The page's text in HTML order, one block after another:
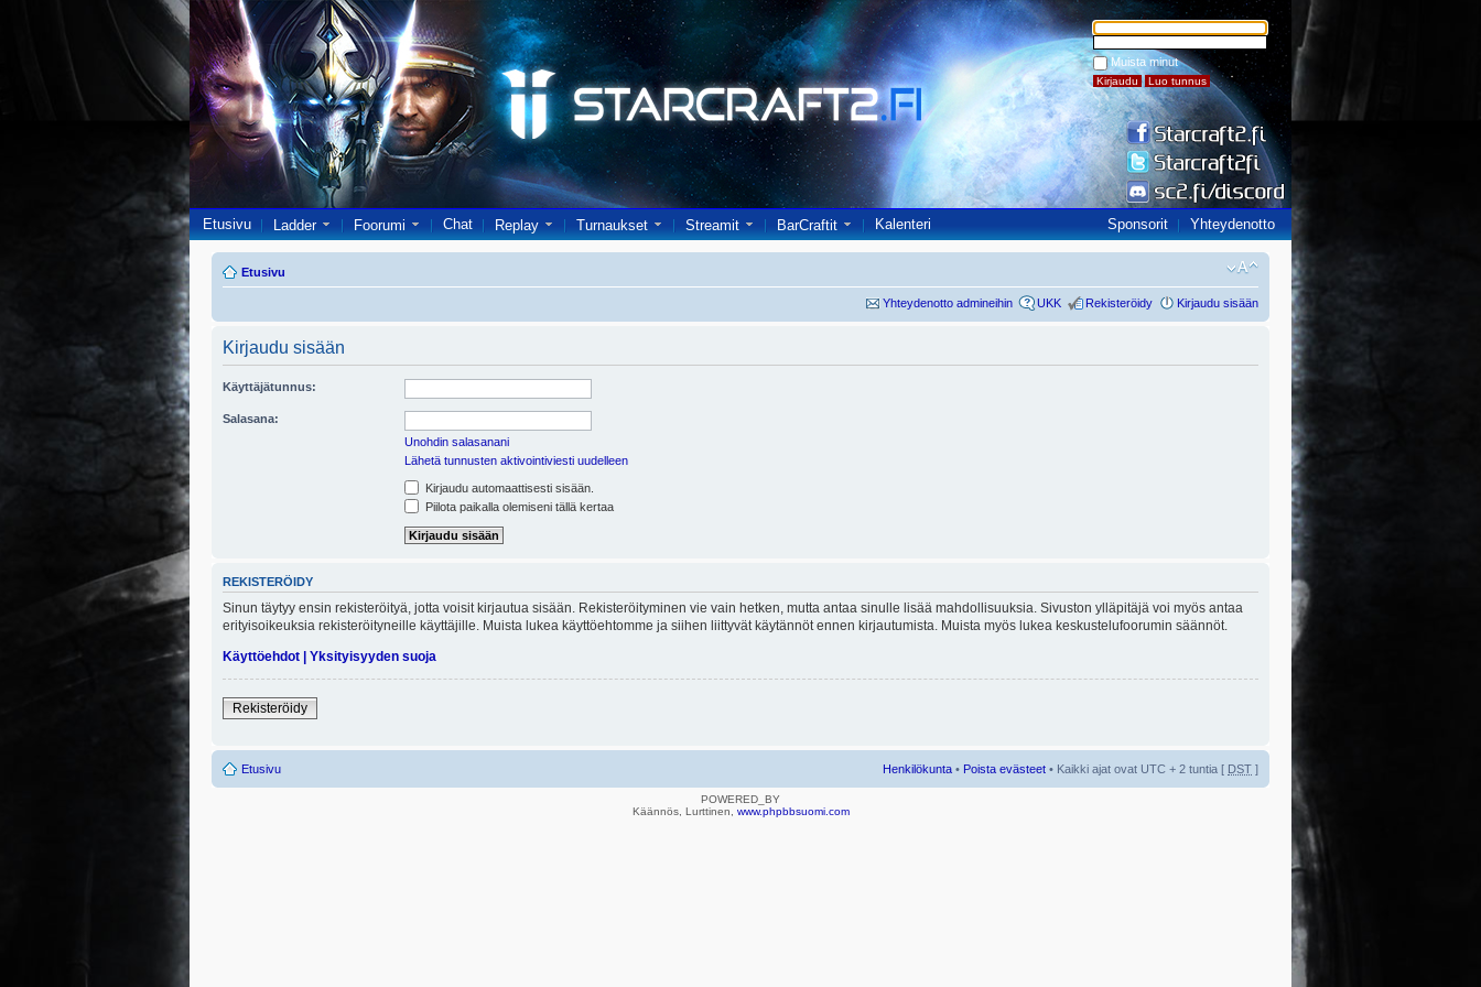
Muista minut
Etusivu Ladder Foorumi Chat Replay Turnaukset Streamit BarCraftit Kalenteri Sponsorit Yhteydenotto
Etusivu
Yhteydenotto admineihin UKK Rekisteröidy Kirjaudu sisään
Kirjaudu sisään
Käyttäjätunnus:
Salasana:
Unohdin salasanani
Lähetä tunnusten aktivointiviesti uudelleen
Kirjaudu automaattisesti sisään.
Piilota paikalla olemiseni tällä kertaa
REKISTERÖIDY
Sinun täytyy ensin rekisteröityä, jotta voisit kirjautua sisään. Rekisteröityminen vie vain hetken, mutta antaa sinulle lisää mahdollisuuksia. Sivuston ylläpitäjä voi myös antaa
erityisoikeuksia rekisteröityneille käyttäjille. Muista lukea käyttöehtomme ja siihen liittyvät käytännöt ennen kirjautumista. Muista myös lukea keskustelufoorumin säännöt.
Käyttöehdot | Yksityisyyden suoja
Rekisteröidy
Etusivu Henkilökunta • Poista evästeet • Kaikki ajat ovat UTC + 2 tuntia [ DST ]
POWERED_BY
Käännös, Lurttinen, www.phpbbsuomi.com